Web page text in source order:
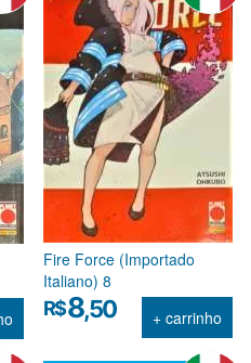
Fire Force (Importado
Italiano) 8
R$8,50 + carrinho